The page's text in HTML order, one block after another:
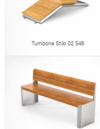
Tumbona Stilo 02.548